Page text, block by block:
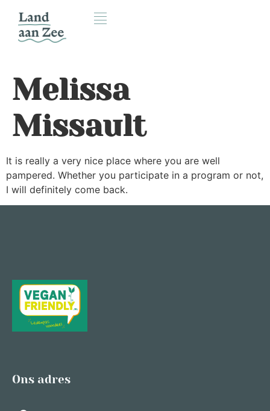
Melissa
Missault
It is really a very nice place where you are well
pampered. Whether you participate in a program or not,
I will definitely come back.
Ons adres